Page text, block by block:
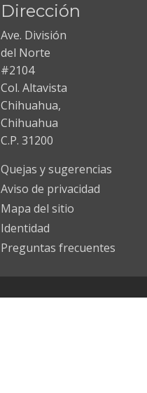
Dirección
Ave. División
del Norte
#2104
Col. Altavista
Chihuahua,
Chihuahua
C.P. 31200
Quejas y sugerencias
Aviso de privacidad
Mapa del sitio
Identidad
Preguntas frecuentes